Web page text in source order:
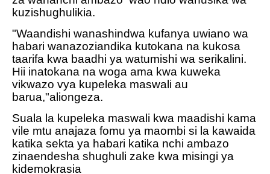
kuzishughulikia.
"Waandishi wanashindwa kufanya uwiano wa
habari wanazoziandika kutokana na kukosa
taarifa kwa baadhi ya watumishi wa serikalini.
Hii inatokana na woga ama kwa kuweka
vikwazo vya kupeleka maswali au
barua,"aliongeza.
Suala la kupeleka maswali kwa maadishi kama
vile mtu anajaza fomu ya maombi si la kawaida
katika sekta ya habari katika nchi ambazo
zinaendesha shughuli zake kwa misingi ya
kidemokrasia